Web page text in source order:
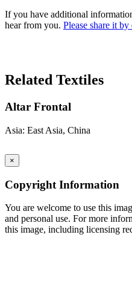
If you have additional
hear from you. Please share it
Related Textiles
Altar Frontal
Asia: East Asia, China
×
Copyright Information
You are welcome to use this
and personal use. For more
this image, including licensing